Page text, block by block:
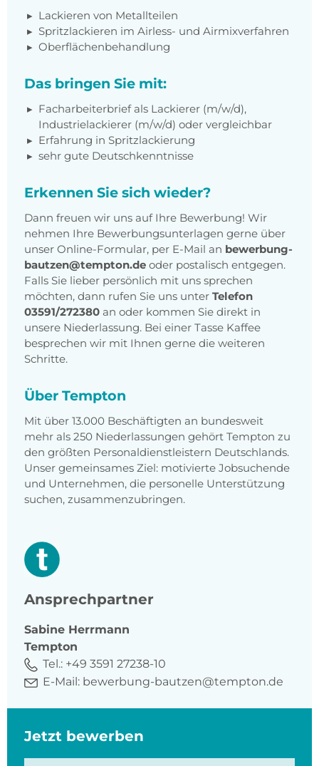
Lackieren von Metallteilen
Spritzlackieren im Airless- und Airmixverfahren
Oberflächenbehandlung
Das bringen Sie mit:
Facharbeiterbrief als Lackierer (m/w/d),
Industrielackierer (m/w/d) oder vergleichbar
Erfahrung in Spritzlackierung
sehr gute Deutschkenntnisse
Erkennen Sie sich wieder?
Dann freuen wir uns auf Ihre Bewerbung! Wir
nehmen Ihre Bewerbungsunterlagen gerne über
unser Online-Formular, per E-Mail an bewerbung-
bautzen@tempton.de oder postalisch entgegen.
Falls Sie lieber persönlich mit uns sprechen
möchten, dann rufen Sie uns unter Telefon
03591/272380 an oder kommen Sie direkt in
unsere Niederlassung. Bei einer Tasse Kaffee
besprechen wir mit Ihnen gerne die weiteren
Schritte.
Über Tempton
Mit über 13.000 Beschäftigten an bundesweit
mehr als 250 Niederlassungen gehört Tempton zu
den größten Personaldienstleistern Deutschlands.
Unser gemeinsames Ziel: motivierte Jobsuchende
und Unternehmen, die personelle Unterstützung
suchen, zusammenzubringen.
Ansprechpartner
Sabine Herrmann
Tempton
Tel.: +49 3591 27238-10
E-Mail: bewerbung-bautzen@tempton.de
Jetzt bewerben